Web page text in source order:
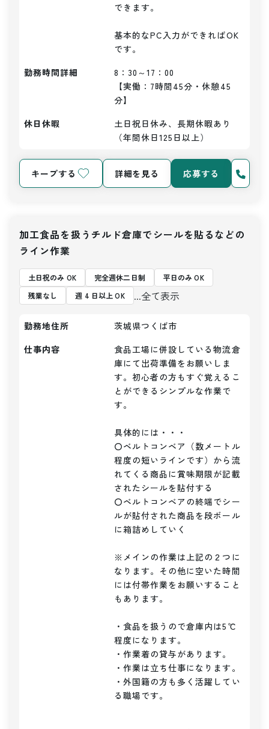
できます。
基本的なPC入力ができればOK
勤務時間詳細
8：30～17：00
【実働：7時間45分・休憩45
分】
休日休暇
土日祝日休み、長期休暇あり
（年間休日125日以上）
キープする 詳細を見る 応募する
加工食品を扱うチルド倉庫でシールを貼るなどの
ライン作業
土日祝のみ OK 完全週休二日制
平日のみ OK
残業なし
週 4 日以上 OK ...全て表示
勤務地住所
茨城県つくば市
仕事内容
食品工場に併設している物流倉
庫にて出荷準備をお願いしま
す。初心者の方もすぐ覚えるこ
とができるシンプルな作業で
す。
具体的には・・・
〇ベルトコンベア（数メートル
程度の短いラインです）から流
れてくる商品に賞味期限が記載
されたシールを貼付する
〇ベルトコンベアの終端でシー
ルが貼付された商品を段ボール
に箱詰めしていく
※メインの作業は上記の２つに
なります。その他に空いた時間
には付帯作業をお願いすること
もあります。
・食品を扱うので倉庫内は5℃
程度になります。
・作業着の貸与があります。
・作業は立ち仕事になります。
・外国籍の方も多く活躍してい
る職場です。